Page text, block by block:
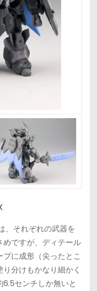
、それぞれの武器を
ですが、ディテール
に成形（尖ったとこ
分けもかなり細かく
センチしか無いと